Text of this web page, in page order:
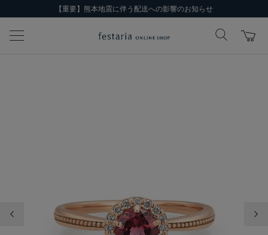
【重要】熊本地震に伴う配送への影響のお知らせ